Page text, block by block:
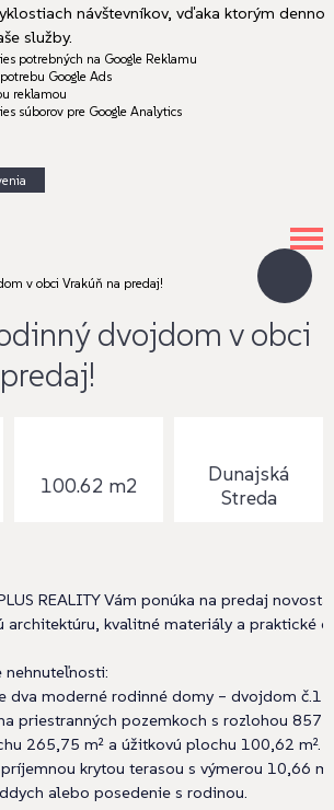
návštevníkov, vďaka ktorým denno
služby.
potrebných na Google Reklamu
Google Ads
reklamou
súborov pre Google Analytics
dvojdom v obci
100.62 m2
Dunajská
Streda
REALITY Vám ponúka na predaj
architektúru, kvalitné materiály a praktické
nehnuteľnosti:
dva moderné rodinné domy – dvojdom č.1
priestranných pozemkoch s rozlohou 857
265,75 m² a úžitkovú plochu 100,62 m².
krytou terasou s výmerou 10,66
alebo posedenie s rodinou.